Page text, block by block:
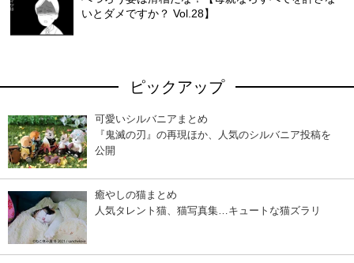
いとダメですか？ Vol.28】
ピックアップ
可愛いシルバニアまとめ
『鬼滅の刃』の再現ほか、人気のシルバニア投稿を
公開
癒やしの猫まとめ
人気タレント猫、猫写真集…キュートな猫ズラリ